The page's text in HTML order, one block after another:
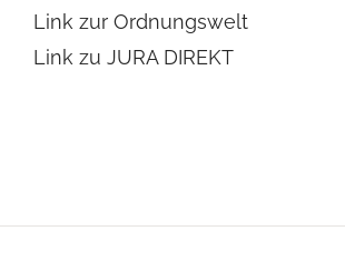
Link zur Ordnungswelt
Link zu JURA DIREKT